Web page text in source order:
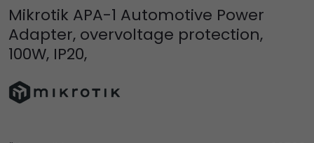
Mikrotik APA-1 Automotive Power
Adapter, overvoltage protection,
100W, IP20,